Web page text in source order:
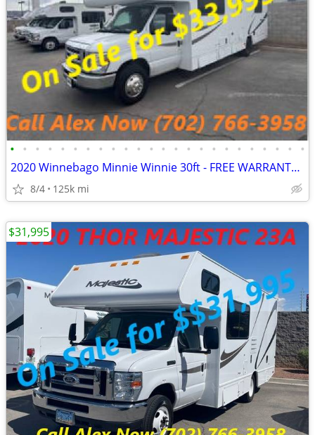
• • • • • • • • • • • • • • • • • • • • • • • •
2020 Winnebago Minnie Winnie 30ft - FREE WARRANTY INCLUDED - CALL NOW
8/4 125k mi
$31,995